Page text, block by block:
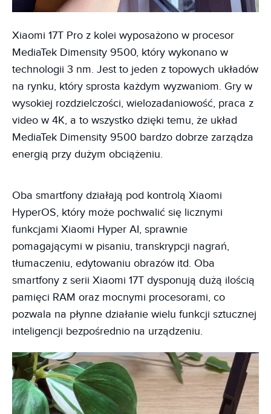
Xiaomi 17T Pro z kolei wyposażono w procesor
MediaTek Dimensity 9500, który wykonano w
technologii 3 nm. Jest to jeden z topowych układów
na rynku, który sprosta każdym wyzwaniom. Gry w
wysokiej rozdzielczości, wielozadaniowość, praca z
video w 4K, a to wszystko dzięki temu, że układ
MediaTek Dimensity 9500 bardzo dobrze zarządza
energią przy dużym obciążeniu.
Oba smartfony działają pod kontrolą Xiaomi
HyperOS, który może pochwalić się licznymi
funkcjami Xiaomi Hyper AI, sprawnie
pomagającymi w pisaniu, transkrypcji nagrań,
tłumaczeniu, edytowaniu obrazów itd. Oba
smartfony z serii Xiaomi 17T dysponują dużą ilością
pamięci RAM oraz mocnymi procesorami, co
pozwala na płynne działanie wielu funkcji sztucznej
inteligencji bezpośrednio na urządzeniu.